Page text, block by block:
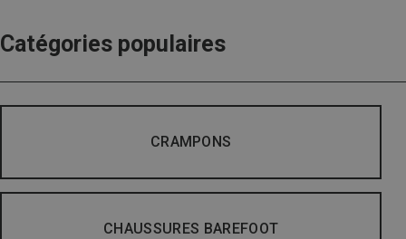
Catégories populaires
CRAMPONS
CHAUSSURES BAREFOOT